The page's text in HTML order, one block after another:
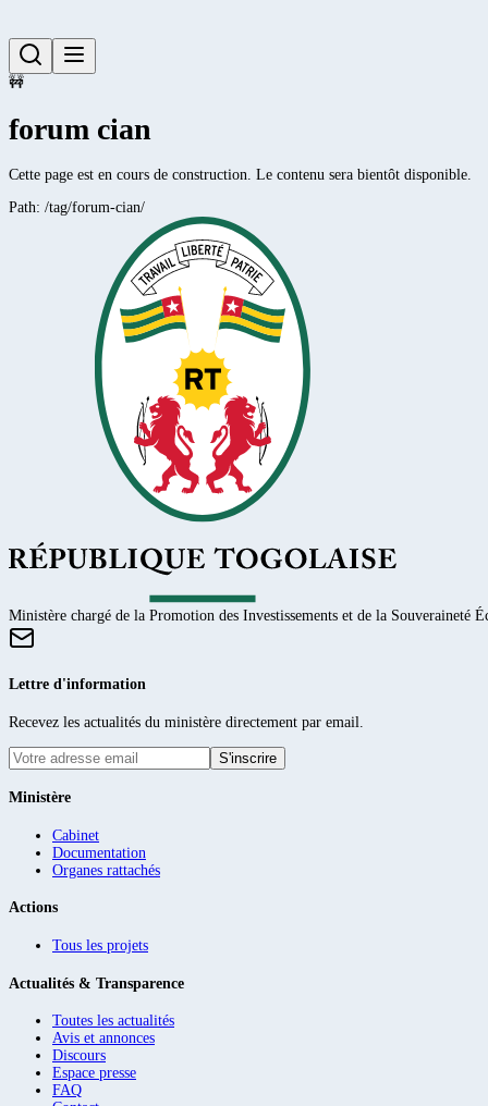
🚧
forum cian
Cette page est en cours de construction. Le contenu sera bientôt disponible.
Path: /tag/forum-cian/
Ministère chargé de la Promotion des Investissements et de la Souveraineté
Lettre d'information
Recevez les actualités du ministère directement par email.
S'inscrire
Ministère
Cabinet
Documentation
Organes rattachés
Actions
Tous les projets
Actualités & Transparence
Toutes les actualités
Avis et annonces
Discours
Espace presse
FAQ